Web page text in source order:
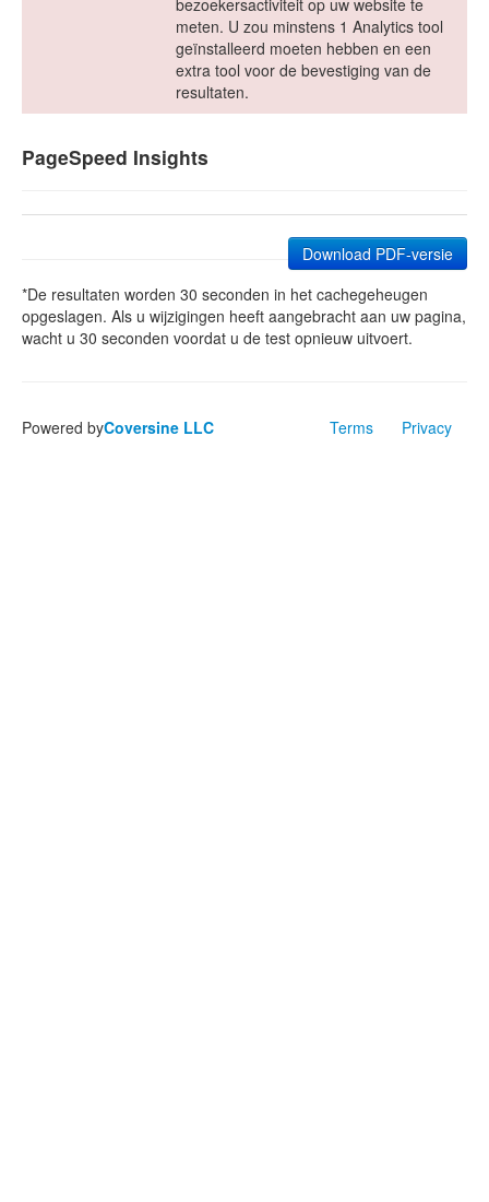
bezoekersactiviteit op uw website te
meten. U zou minstens 1 Analytics tool
geïnstalleerd moeten hebben en een
extra tool voor de bevestiging van de
resultaten.
PageSpeed Insights
Download PDF-versie
*De resultaten worden 30 seconden in het cachegeheugen
opgeslagen. Als u wijzigingen heeft aangebracht aan uw pagina,
wacht u 30 seconden voordat u de test opnieuw uitvoert.
Terms Privacy
Powered byCoversine LLC